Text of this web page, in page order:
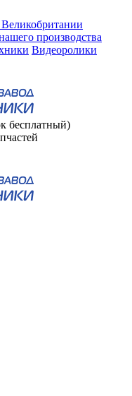
производства
Видеоролики
бесплатный)